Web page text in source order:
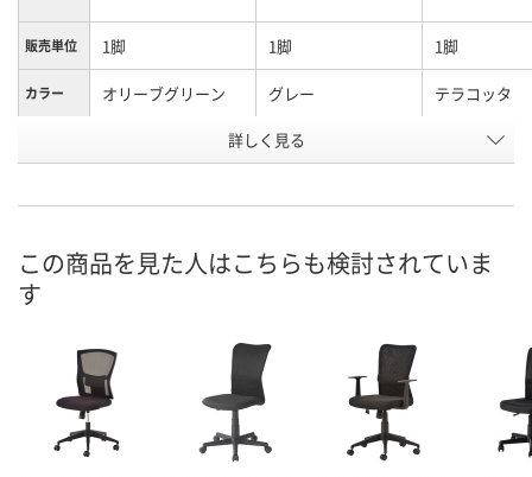
販売単位 1脚 1脚 1脚
カラー オリーブグリーン グレー テラコッタ
NU79769 NU79773
8月21日（金）
カゴへ カ
詳しく見る
この商品を見た人はこちらも検討されていま
す